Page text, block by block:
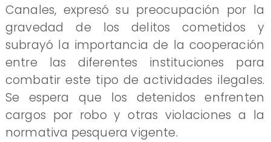
Canales, expresó su preocupación por la
gravedad de los delitos cometidos y
subrayó la importancia de la cooperación
entre las diferentes instituciones para
combatir este tipo de actividades ilegales.
Se espera que los detenidos enfrenten
cargos por robo y otras violaciones a la
normativa pesquera vigente.